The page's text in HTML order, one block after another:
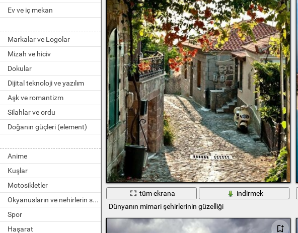
Ev ve iç mekan
Markalar ve Logolar
Mizah ve hiciv
Dokular
Dijital teknoloji ve yazılım
Aşk ve romantizm
Silahlar ve ordu
Doğanın güçleri (element)
Anime
Kuşlar
Motosikletler
Okyanusların ve nehirlerin sakinleri
Spor
Haşarat
tüm ekrana
indirmek
Dünyanın mimari şehirlerinin güzelliği